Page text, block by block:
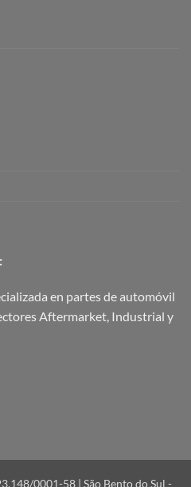
en partes de automóvil
Aftermarket, Industrial y
0001-58 | São Bento do Sul -